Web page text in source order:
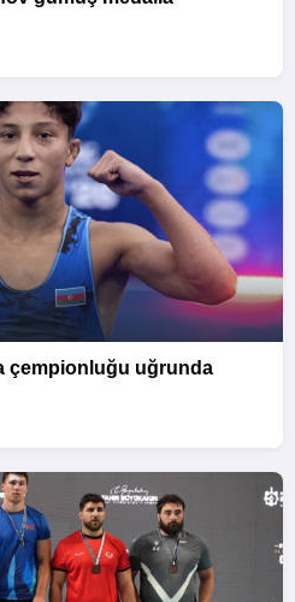
çempionluğu uğrunda